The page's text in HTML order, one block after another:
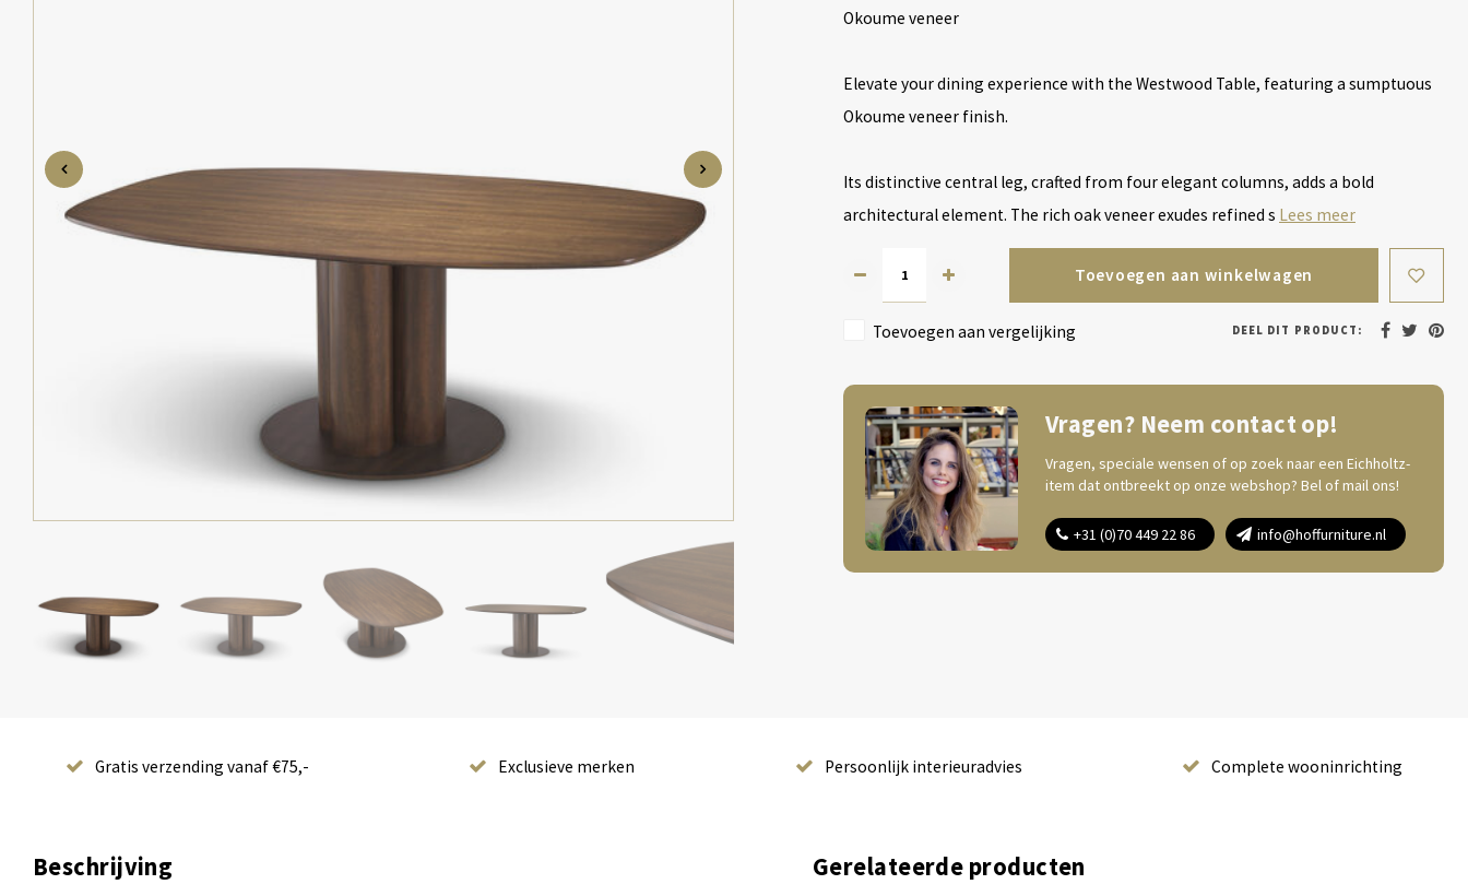
Okoume veneer
Elevate your dining experience with the Westwood Table, featuring a sumptuous
Okoume veneer finish.
Its distinctive central leg, crafted from four elegant columns, adds a bold
architectural element. The rich oak veneer exudes refined s Lees meer
Toevoegen aan winkelwagen
Toevoegen aan vergelijking DEEL DIT PRODUCT:
Vragen? Neem contact op!
Vragen, speciale wensen of op zoek naar een Eichholtz-
item dat ontbreekt op onze webshop? Bel of mail ons!
+31 (0)70 449 22 86 info@hoffurniture.nl
Gratis verzending vanaf €75,- Exclusieve merken Persoonlijk interieuradvies Complete wooninrichting
Beschrijving Gerelateerde producten